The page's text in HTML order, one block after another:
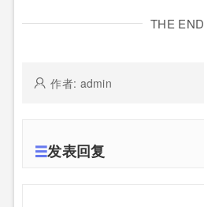
THE END
作者: admin
发表回复